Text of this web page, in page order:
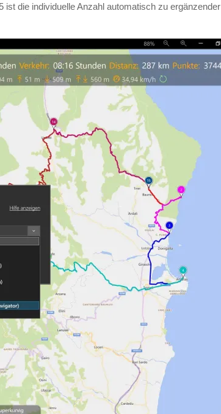
ist die individuelle Anzahl automatisch zu ergänzender